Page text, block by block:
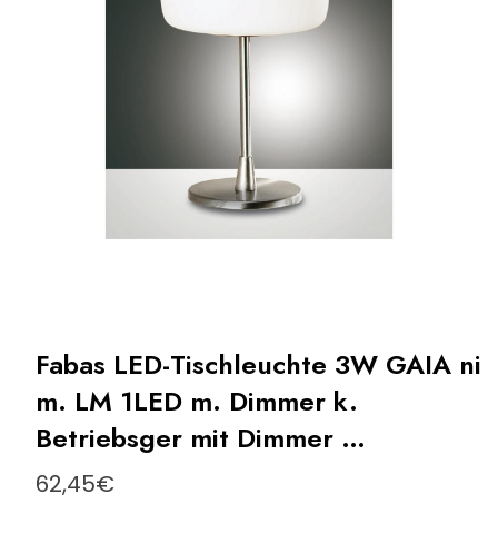
Fabas LED-Tischleuchte 3W GAIA ni
m. LM 1LED m. Dimmer k.
Betriebsger mit Dimmer …
62,45€